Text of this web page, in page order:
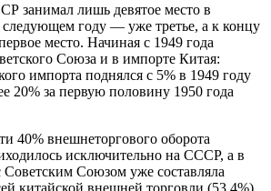
занимал лишь девятое место в
следующем году — уже третье, а к концу
место. Начиная с 1949 года
Союза и в импорте Китая:
импорта поднялся с 5% в 1949 году
20% за первую половину 1950 года
40% внешнеторгового оборота
исключительно на СССР, а в
Советским Союзом уже составляла
китайской внешней торговли (53,4%).